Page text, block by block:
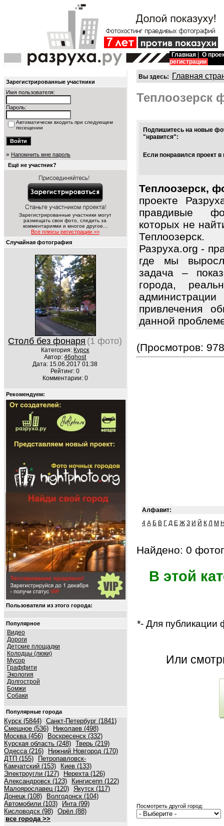
Главная
О
регистрации
Зарегистрированные участники
Имя пользователя:
Пароль:
Автоматически входить при следующем
посещении
» Напомнить мне пароль
Ещё не участник?
Зарегистрированные участники могут
размещать свои фото, следить за
комментариями и многое другое...
Все плюсы регистрации >>
Случайная фотография
Столб без фонаря (1 фото)
Категория: Курск
Автор:46ghost
Дата: 15.06.2017 01:38
Рейтинг: 0
Комментарии: 0
Рекомендуем:
Пользователи из этого города:
Популярное
Видео
Дороги
Детские площадки
Колодцы (люки)
Мусор
Граффити
Экология
Долгострой
Бомжи
Собаки
Популярные города
Курск (5844) Санкт-Петербург (1841)
Смешное (536)
Николаев (498)
Москва (456)
Воскресенск (332)
Курская область (248) Тверь (219)
Одесса (216)
Нижний Новгород (170)
ДТП (155)
Петропавловск-
Камчатский (153)
Киев (133)
Электроугли (127)
Нерехта (126)
Александровск (123)
Кингисепп (122)
Малоярославец (120) Якутск (117)
Донецк (108)
Волгодонск (104)
Автомобили (103)
Инта (99)
Кисловодск (98) Орёл (88)
все города >>
Вы здесь: Главная
Теплоозерск
Подпишитесь на новые
"нравится":
Если понравился проект
Теплоозерск,
проекте
правдивые
которых не
Теплоозерск.
Разруха.org -
где мы
задача –
города,
привлечения
данной
(Просмотров:
Алфавит:
4 А Б В Г Д Е Ж З И Й К Л М
Найдено: 0
В этой
*- Для публикации
Или
Посмотреть другой город: